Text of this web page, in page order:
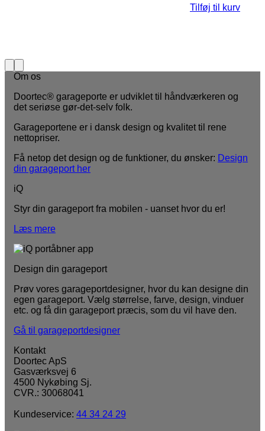
Tilføj til kurv
Om os
Doortec® garageporte er udviklet til håndværkeren og
det seriøse gør-det-selv folk.
Garageportene er i dansk design og kvalitet til rene
nettopriser.
Få netop det design og de funktioner, du ønsker: Design
din garageport her
iQ
Styr din garageport fra mobilen - uanset hvor du er!
Læs mere
Design din garageport
Prøv vores garageportdesigner, hvor du kan designe din
egen garageport. Vælg størrelse, farve, design, vinduer
etc. og få din garageport præcis, som du vil have den.
Gå til garageportdesigner
Kontakt
Doortec ApS
Gasværksvej 6
4500 Nykøbing Sj.
CVR.: 30068041
Kundeservice: 44 34 24 29